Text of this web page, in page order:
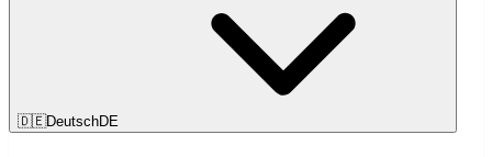
🇩🇪DeutschDE